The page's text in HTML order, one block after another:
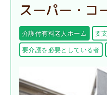
スーパー・コ
介護付有料老人ホーム 要
要介護を必要としている者